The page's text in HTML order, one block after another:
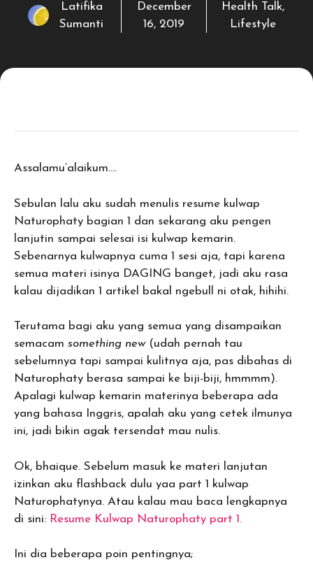
Latifika
Sumanti
December
16, 2019
Health Talk,
Lifestyle
Assalamu’alaikum….
Sebulan lalu aku sudah menulis resume kulwap
Naturophaty bagian 1 dan sekarang aku pengen
lanjutin sampai selesai isi kulwap kemarin.
Sebenarnya kulwapnya cuma 1 sesi aja, tapi karena
semua materi isinya DAGING banget, jadi aku rasa
kalau dijadikan 1 artikel bakal ngebull ni otak, hihihi.
Terutama bagi aku yang semua yang disampaikan
semacam something new(udah pernah tau
sebelumnya tapi sampai kulitnya aja, pas dibahas di
Naturophaty berasa sampai ke biji-biji, hmmmm).
Apalagi kulwap kemarin materinya beberapa ada
yang bahasa Inggris, apalah aku yang cetek ilmunya
ini, jadi bikin agak tersendat mau nulis.
Ok, bhaique. Sebelum masuk ke materi lanjutan
izinkan aku flashback dulu yaa part 1 kulwap
Naturophatynya. Atau kalau mau baca lengkapnya
di sini: Resume Kulwap Naturophaty part 1.
Ini dia beberapa poin pentingnya;